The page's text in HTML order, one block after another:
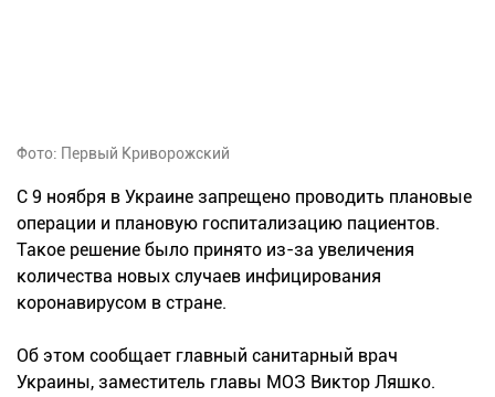
Фото: Первый Криворожский
С 9 ноября в Украине запрещено проводить плановые
операции и плановую госпитализацию пациентов.
Такое решение было принято из-за увеличения
количества новых случаев инфицирования
коронавирусом в стране.
Об этом сообщает главный санитарный врач
Украины, заместитель главы МОЗ Виктор Ляшко.